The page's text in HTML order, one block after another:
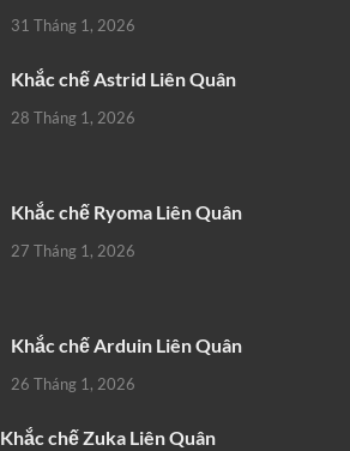
31 Tháng 1, 2026
Khắc chế Astrid Liên Quân
28 Tháng 1, 2026
Khắc chế Ryoma Liên Quân
27 Tháng 1, 2026
Khắc chế Arduin Liên Quân
26 Tháng 1, 2026
Khắc chế Zuka Liên Quân